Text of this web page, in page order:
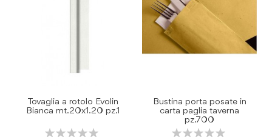
Tovaglia a rotolo Evolin
Bianca mt.20x1.20 pz.1
Rating:
Bustina porta posate in
carta paglia taverna
pz.700
Rating: